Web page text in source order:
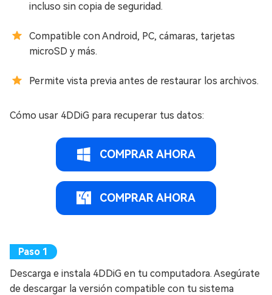
incluso sin copia de seguridad.
Compatible con Android, PC, cámaras, tarjetas
microSD y más.
Permite vista previa antes de restaurar los archivos.
Cómo usar 4DDiG para recuperar tus datos:
COMPRAR AHORA
COMPRAR AHORA
Descarga e instala 4DDiG en tu computadora. Asegúrate
de descargar la versión compatible con tu sistema